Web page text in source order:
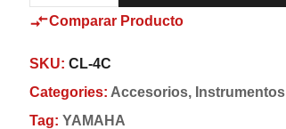
Comparar Producto
SKU: CL-4C
Categories: Accesorios, Instrumentos
Tag: YAMAHA